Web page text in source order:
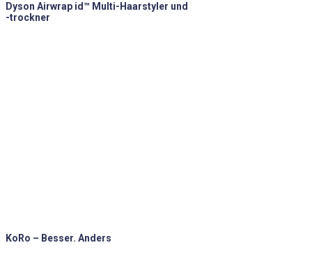
Dyson Airwrap id™ Multi-Haarstyler und
-trockner
KoRo – Besser. Anders